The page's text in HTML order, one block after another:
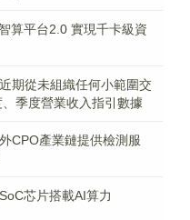
算平台2.0 實現千卡級資
期從未組織任何小範圍交
季度營業收入指引數據​
CPO產業鏈提供檢測服
芯片搭載AI算力